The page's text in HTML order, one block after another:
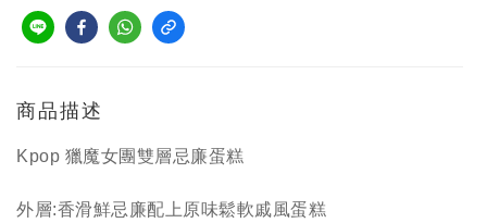
商品描述
Kpop 獵魔女團雙層忌廉蛋糕
外層:香滑鮮忌廉配上原味鬆軟戚風蛋糕